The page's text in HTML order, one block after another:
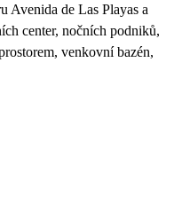
Avenida de Las Playas a
center, nočních podniků,
venkovní bazén,